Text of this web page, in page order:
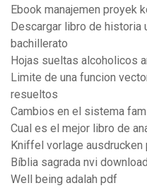
Ebook manajemen proyek
Descargar libro de historia
bachillerato
Hojas sueltas alcoholicos
Limite de una funcion
resueltos
Cambios en el sistema
Cual es el mejor libro de
Kniffel vorlage ausdrucken
Bíblia sagrada nvi
Well being adalah pdf